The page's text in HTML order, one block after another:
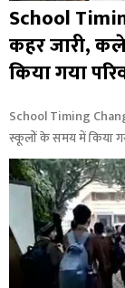
School
कहर जारी,
किया गया
School Timing
स्कूलों के समय में किया